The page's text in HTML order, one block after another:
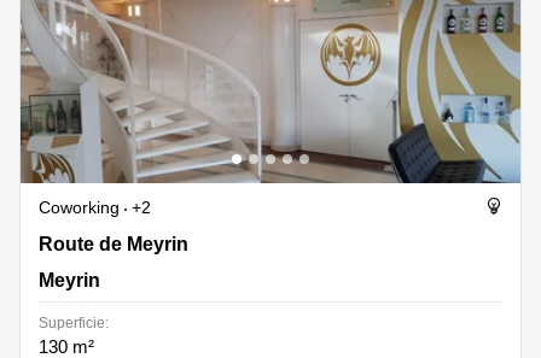
Coworking
+2
Route de Meyrin 267, Meyrin
Route de Meyrin
Meyrin
Superficie:
130 m²